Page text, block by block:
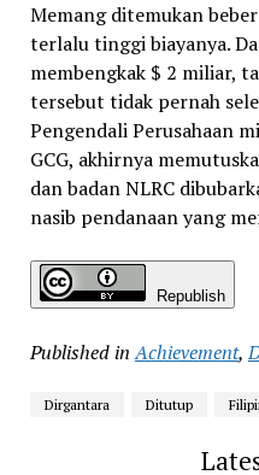
Memang ditemukan
terlalu tinggi biayanya.
membengkak $ 2 miliar,
tersebut tidak pernah
Pengendali Perusahaan
GCG, akhirnya
dan badan NLRC
nasib pendanaan yang
Republish
Published in Achievement,
Dirgantara Ditutup